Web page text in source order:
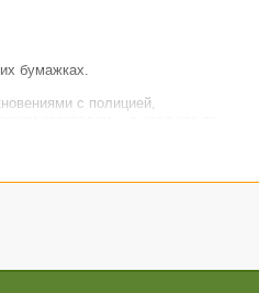
бумажках.
с полицией,
романы, непонятные никому, кроме
иногда наблюдал за писаниной
тетрадь, вечером начинал